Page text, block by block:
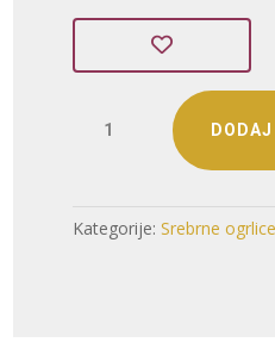
OGRLICA
količina
Kategorije:Srebrne ogrlice